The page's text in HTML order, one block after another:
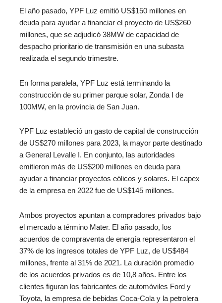
El año pasado, YPF Luz emitió US$150 millones en
deuda para ayudar a financiar el proyecto de US$260
millones, que se adjudicó 38MW de capacidad de
despacho prioritario de transmisión en una subasta
realizada el segundo trimestre.
En forma paralela, YPF Luz está terminando la
construcción de su primer parque solar, Zonda I de
100MW, en la provincia de San Juan.
YPF Luz estableció un gasto de capital de construcción
de US$270 millones para 2023, la mayor parte destinado
a General Levalle I. En conjunto, las autoridades
emitieron más de US$200 millones en deuda para
ayudar a financiar proyectos eólicos y solares. El capex
de la empresa en 2022 fue de US$145 millones.
Ambos proyectos apuntan a compradores privados bajo
el mercado a término Mater. El año pasado, los
acuerdos de compraventa de energía representaron el
37% de los ingresos totales de YPF Luz, de US$484
millones, frente al 31% de 2021. La duración promedio
de los acuerdos privados es de 10,8 años. Entre los
clientes figuran los fabricantes de automóviles Ford y
Toyota, la empresa de bebidas Coca-Cola y la petrolera